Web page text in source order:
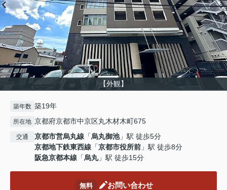
【外観】
築年数 築19年
所在地 京都府京都市中京区丸木材木町675
交通 京都市営烏丸線 「烏丸御池」駅 徒歩5分
京都地下鉄東西線 「京都市役所前 」駅 徒歩8分
阪急京都本線 「烏丸」駅 徒歩15分
無料 お問い合わせ